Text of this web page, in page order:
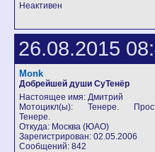
Неактивен
26.08.2015
Monk
Добрейшей души СуТенёр
Настоящее имя: Дмитрий
Мотоцикл(ы): Тенере.
Тенере.
Откуда: Москва (ЮАО)
Зарегистрирован: 02.05.2006
Сообщений: 842